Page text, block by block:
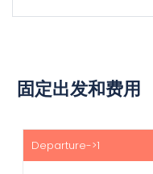
固定出发和费用
开
始